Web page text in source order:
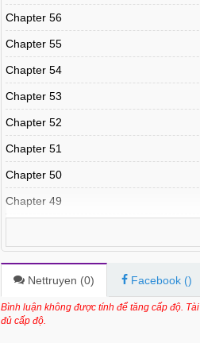
Chapter 56
Chapter 55
Chapter 54
Chapter 53
Chapter 52
Chapter 51
Chapter 50
Chapter 49
Chapter 47
Chapter 46
Chapter 45
Nettruyen (0) Facebook ()
Bình luận không được tính để tăng cấp độ.
đủ cấp độ.